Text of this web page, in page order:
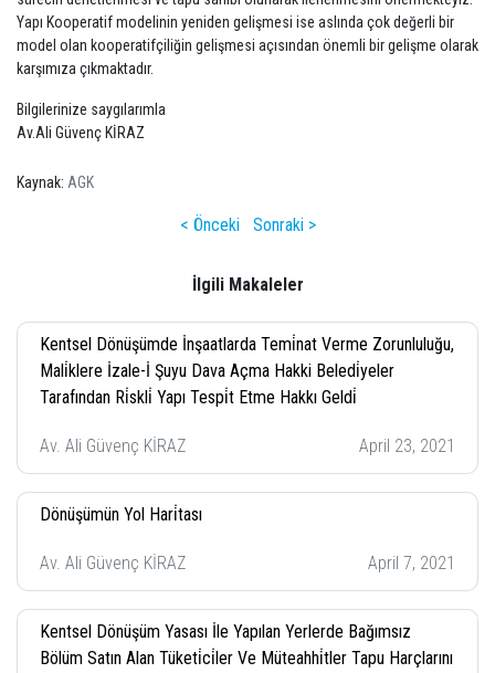
Yapı Kooperatif modelinin yeniden gelişmesi ise aslında çok değerli bir
model olan kooperatifçiliğin gelişmesi açısından önemli bir gelişme olarak
karşımıza çıkmaktadır.
Bilgilerinize saygılarımla
Av.Ali Güvenç KİRAZ
Kaynak: AGK
< Önceki Sonraki >
İlgili Makaleler
Kentsel Dönüşümde İnşaatlarda Temi̇nat Verme Zorunluluğu,
Mali̇klere İzale-İ Şuyu Dava Açma Hakki Beledi̇yeler
Tarafından Ri̇skli̇ Yapı Tespi̇t Etme Hakkı Geldi̇
Av. Ali Güvenç KİRAZ April 23, 2021
Dönüşümün Yol Hari̇tası
Av. Ali Güvenç KİRAZ April 7, 2021
Kentsel Dönüşüm Yasası İle Yapılan Yerlerde Bağımsız
Bölüm Satın Alan Tüketi̇ci̇ler Ve Müteahhi̇tler Tapu Harçlarını